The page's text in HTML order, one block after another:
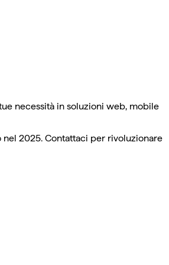
necessità in soluzioni web, mobile
2025. Contattaci per rivoluzionare